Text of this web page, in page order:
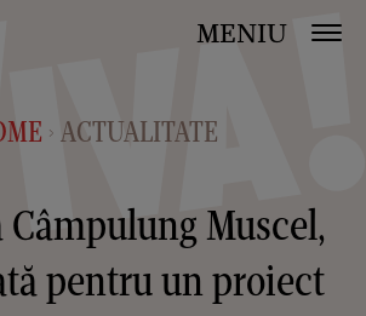
MENIU
> ACTUALITATE
Muscel,
pentru un proiect